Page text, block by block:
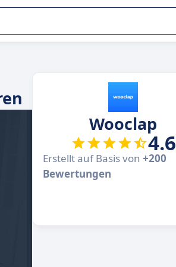
Wooclap
4.6
Erstellt auf Basis von +200
Bewertungen